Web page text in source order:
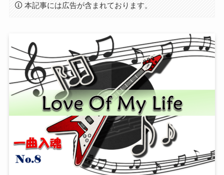
本記事には広告が含まれております。